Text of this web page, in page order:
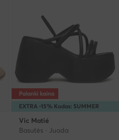
EXTRA -15% Kodas: SUMMER
Palanki kaina
Vic Matié
Basutės · Juoda